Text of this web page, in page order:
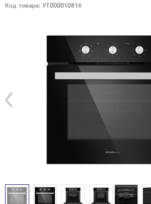
Код товара: УТ000010816